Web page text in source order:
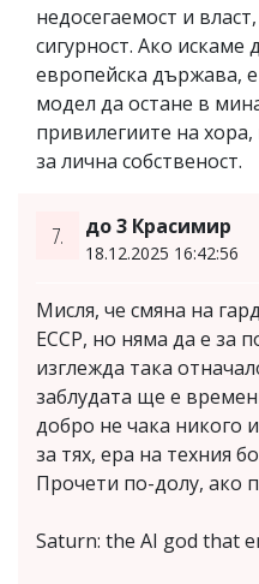
недосегаемост и
сигурност. Ако искаме
европейска държава,
модел да остане в
привилегиите на
за лична собственост.
7. до 3 Красимир
18.12.2025 16:42:56
Мисля, че смяна на
ЕССР, но няма да е за
изглежда така
заблудата ще е
добро не чака никого
за тях, ера на техния
Прочети по-долу, ако
Saturn: the AI god that